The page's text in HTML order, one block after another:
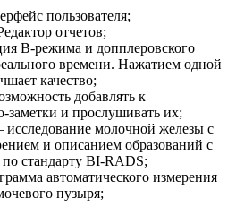
пользователя;
отчетов;
B-режима и допплеровского
времени. Нажатием одной
качество;
добавлять к
заметки и прослушивать их;
молочной железы с
и описанием образований с
стандарту BI-RADS;
автоматического измерения
пузыря;